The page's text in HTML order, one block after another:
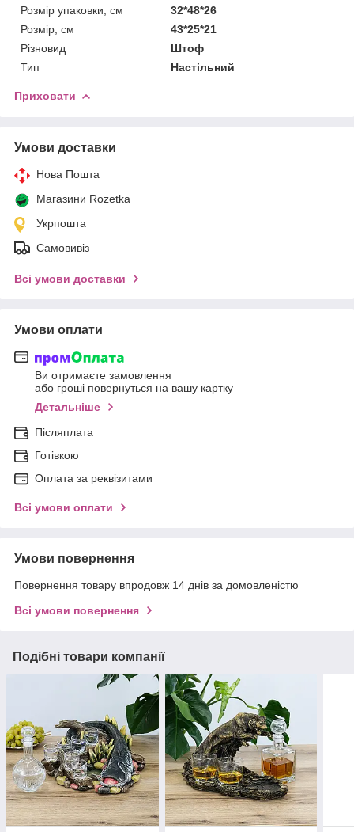
Розмір упаковки, см
32*48*26
Розмір, см
43*25*21
Різновид
Штоф
Тип
Настільний
Приховати
Умови доставки
Нова Пошта
Магазини Rozetka
Укрпошта
Самовивіз
Всі умови доставки
Умови оплати
Ви отримаєте замовлення
або гроші повернуться на вашу картку
Детальніше
Післяплата
Готівкою
Оплата за реквізитами
Всі умови оплати
Умови повернення
Повернення товару впродовж 14 днів за домовленістю
Всі умови повернення
Подібні товари компанії